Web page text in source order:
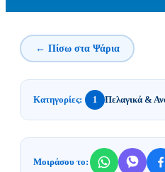
← Πίσω στα Ψάρια
Κατηγορίες: 1 Πελαγικά &
Μοιράσου το: